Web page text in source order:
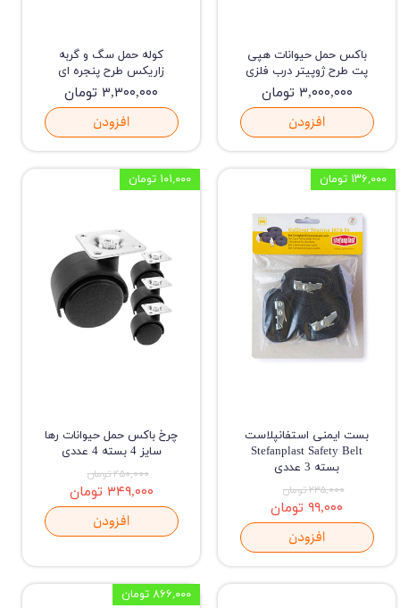
باکس حمل حیوانات هپی
پت طرح ژوپیتر درب فلزی
۳,۰۰۰,۰۰۰ تومان
افزودن
کوله حمل سگ و گربه
زاریکس طرح پنجره ای
۳,۳۰۰,۰۰۰ تومان
افزودن
بست ایمنی استفانپلاست
Stefanplast Safety ‌Belt
بسته 3 عددی
۲۳۵,۰۰۰ تومان
۹۹,۰۰۰ تومان
افزودن
۱۳۶,۰۰۰ تومان
چرخ باکس حمل حیوانات رها
سایز 4 بسته 4 عددی
۴۵۰,۰۰۰ تومان
۳۴۹,۰۰۰ تومان
افزودن
۱۰۱,۰۰۰ تومان
۸۶۶,۰۰۰ تومان